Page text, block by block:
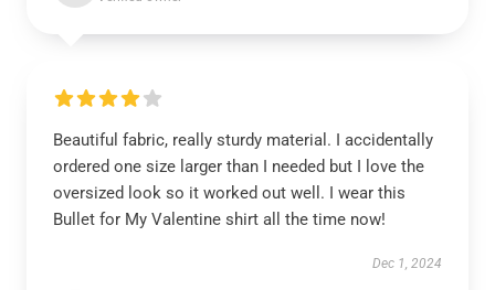
Beautiful fabric, really sturdy material. I accidentally
ordered one size larger than I needed but I love the
oversized look so it worked out well. I wear this
Bullet for My Valentine shirt all the time now!
Dec 1, 2024